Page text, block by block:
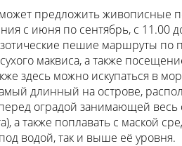
предложить живописные
с июня по сентябрь, с 11.00
пешие маршруты
маквиса, а также
здесь можно искупаться в
длинный на острове,
оградой занимающей
а также поплавать с маской
водой, так и выше её уровня.